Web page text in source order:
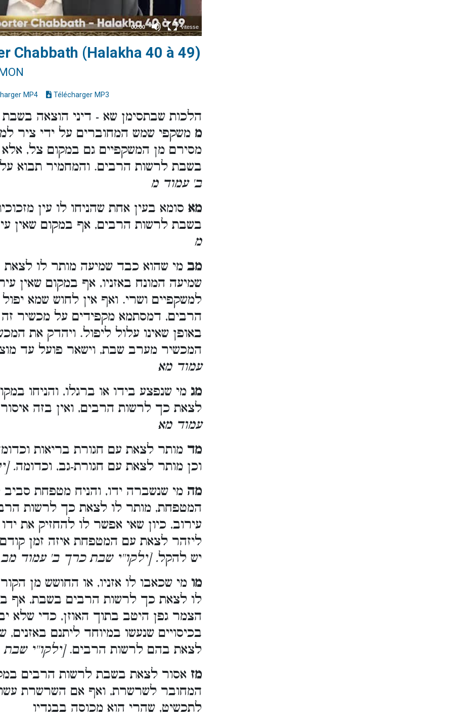
Chabbath (Halakha 40 à 49)
MP4 Télécharger MP3
הלכות שבתסימן שא - דיני הוצאה בשבת
מ משקפי שמש המחוברים על ידי ציר
מסירם מן המשקפיים גם במקום צל,
בשבת לרשות הרבים. והמחמיר תבוא
ב' עמוד מ
מא סומא בעין אחת שהניחו לו עין
בשבת לרשות הרבים, אף במקום שאין
מ
מב מי שהוא כבד שמיעה מותר לו
שמיעה המונח באזניו, אף במקום שאין
למשקפיים ושרי. ואף אין לחוש שמא
הרבים, דמסתמא מקפידים על מכשיר זה
באופן שאינו עלול ליפול. ויהדק את
המכשיר מערב שבת, וישאר פועל עד
עמוד מא
מג מי שנפצע בידו או ברגלו, והניחו
לצאת כך לרשות הרבים, ואין בזה
עמוד מא
מד מותר לצאת עם חגורת בריאות
וכן מותר לצאת עם חגורת-גב, וכדומה.
מה מי שנשברה ידו, והניח מטפחת
המטפחת, מותר לו לצאת כך לרשות
עירוב, כיון שאי אפשר לו להחזיק את
ליזהר לצאת עם המטפחת איזה זמן
יש להקל. [ילקו''י שבת כרך ב' עמוד מב
מו מי שכאבו לו אזניו, או החושש מן
לו לצאת כך לרשות הרבים בשבת, אף
הצמר גפן היטב בתוך האוזן, כדי שלא
בכיסויים שנעשו במיוחד ליתנם
לצאת בהם לרשות הרבים.[ילקו''י
מז אסור לצאת בשבת לרשות הרבים
המחובר לשרשרת, ואף אם השרשרת
לתכשיט, שהרי הוא מכוסה בבגדיו